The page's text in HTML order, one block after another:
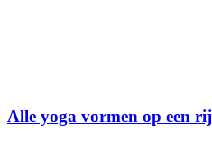
Alle yoga vormen op een